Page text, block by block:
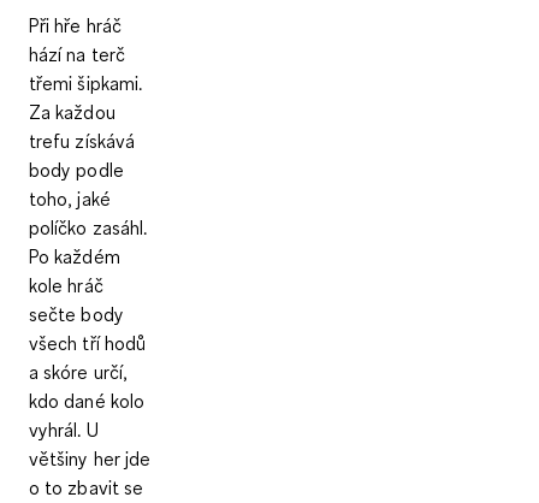
Při hře hráč
hází na terč
třemi šipkami.
Za každou
trefu získává
body podle
toho, jaké
políčko zasáhl.
Po každém
kole hráč
sečte body
všech tří hodů
a skóre určí,
kdo dané kolo
vyhrál. U
většiny her jde
o to zbavit se